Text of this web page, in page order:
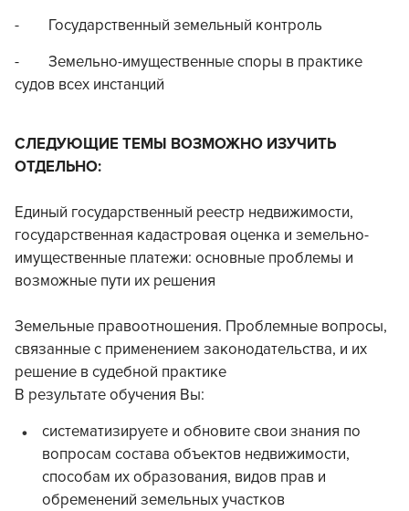
- Государственный земельный контроль
- Земельно-имущественные споры в практике
судов всех инстанций
СЛЕДУЮЩИЕ ТЕМЫ ВОЗМОЖНО ИЗУЧИТЬ
ОТДЕЛЬНО:
Единый государственный реестр недвижимости,
государственная кадастровая оценка и земельно-
имущественные платежи: основные проблемы и
возможные пути их решения
Земельные правоотношения. Проблемные вопросы,
связанные с применением законодательства, и их
решение в судебной практике
В результате обучения Вы:
систематизируете и обновите свои знания по
вопросам состава объектов недвижимости,
способам их образования, видов прав и
обременений земельных участков